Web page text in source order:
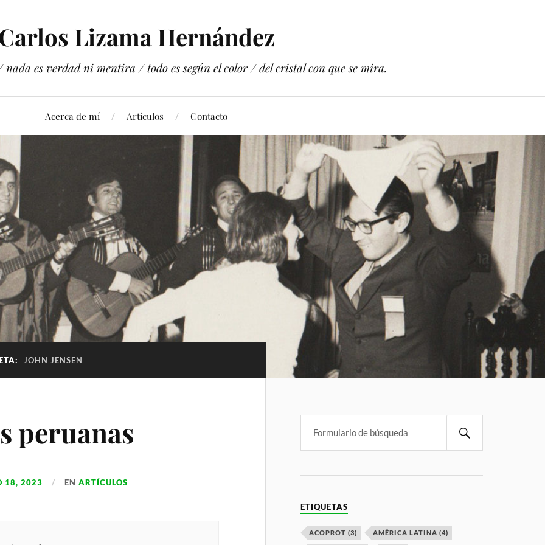
Lizama Hernández
es verdad ni mentira / todo es según el color / del cristal con que se mira.
Acerca de mí Artículos Contacto
JOHN JENSEN
peruanas
18, 2023 ENARTÍCULOS
ETIQUETAS
ACOPROT (3) AMÉRICA LATINA (4)